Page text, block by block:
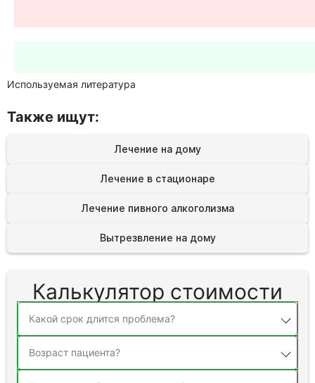
Калькулятор стоимости
Используемая литература
Также ищут:
Лечение на дому
Лечение в стационаре
Лечение пивного алкоголизма
Вытрезвление на дому